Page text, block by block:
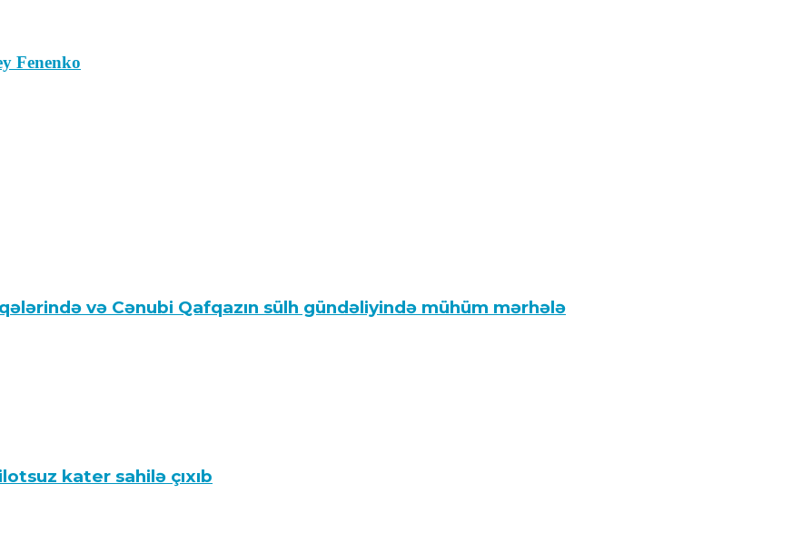
Fenenko
və Cənubi Qafqazın sülh gündəliyində mühüm mərhələ
kater sahilə çıxıb